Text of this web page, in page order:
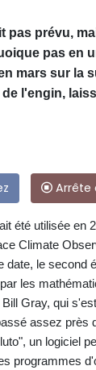
pas prévu,
pas en
mars sur la
l'engin,
Arrête
été utilisée en
Climate
date, le second
les
Gray, qui
assez près
un logiciel
programmes